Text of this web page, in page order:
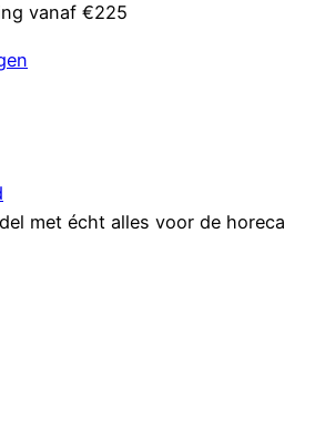
vanaf €225
met écht alles voor de horeca